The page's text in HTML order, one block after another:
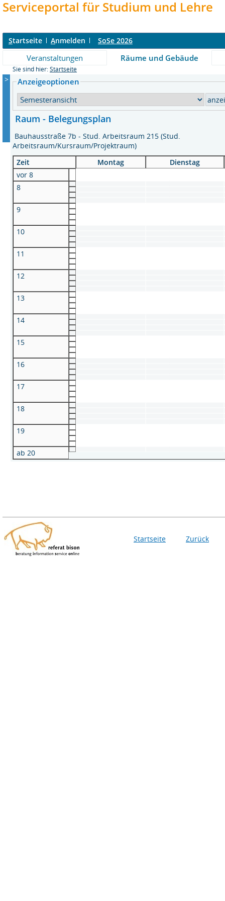
Serviceportal für Studium und Lehre
Startseite Anmelden SoSe 2026
Veranstaltungen Räume und Gebäude
Sie sind hier: Startseite
> Anzeigeoptionen
Raum - Belegungsplan
Bauhausstraße 7b - Stud. Arbeitsraum 215 (Stud.
Arbeitsraum/Kursraum/Projektraum)
Zeit
Montag
Dienstag
vor 8
8
9
10
11
12
13
14
15
16
17
18
19
ab 20
Startseite Zurück